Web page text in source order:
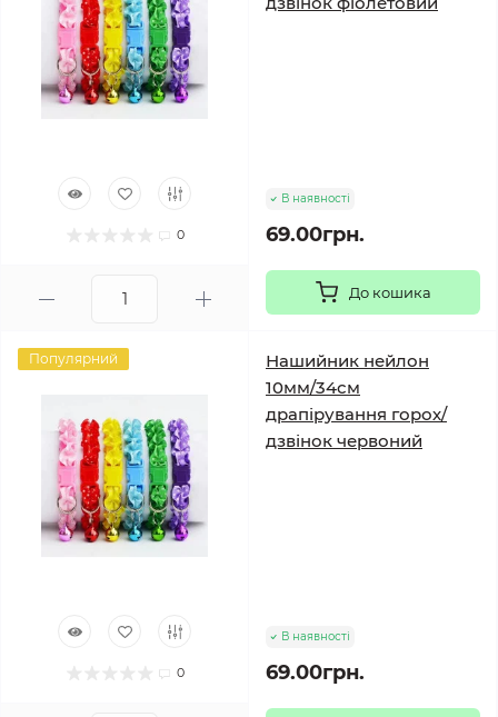
0
В наявності
69.00грн.
До кошика
Популярний
0
Нашийник нейлон
10мм/34см
драпірування горох/
дзвінок червоний
В наявності
69.00грн.